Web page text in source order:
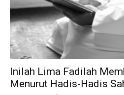
Inilah Lima Fadilah
Menurut Hadis-Hadis